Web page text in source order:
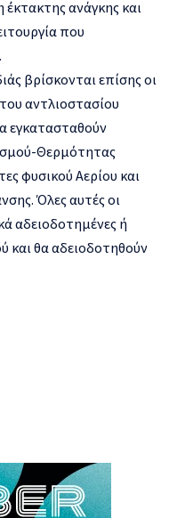
ανάγκης και
που
βρίσκονται επίσης οι
αντλιοστασίου
εγκατασταθούν
Θερμότητας
φυσικού Αερίου και
Όλες αυτές οι
αδειοδοτημένες ή
και θα αδειοδοτηθούν